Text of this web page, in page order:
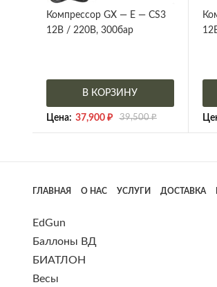
Компрессор GX — E — CS3
12В / 220В, 300бар
В КОРЗИНУ
Цена: 37,900 ₽ 39,500₽
ГЛАВНАЯ О НАС УСЛУГИ ДОСТАВКА
EdGun
Баллоны ВД
БИАТЛОН
Весы